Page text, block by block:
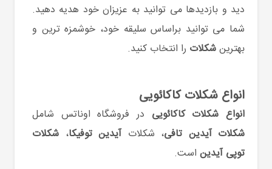
دید و بازدیدها می توانید به عزیزان خود هدیه دهید.
شما می توانید براساس سلیقه خود، خوشمزه ترین و
بهترینشکلات را انتخاب کنید.
انواع شکلات کاکائویی
انواع شکلات کاکائویی در فروشگاه اوناتس شامل
شکلات آیدین تافی، شکلاتآیدین توفیکا، شکلات
توپی آیدین است.